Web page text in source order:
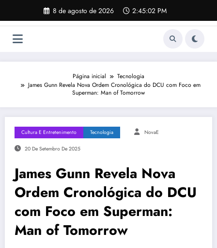
o
8 de agosto de 2026 2:45:02 PM
Página inicial
Tecnologia
James Gunn Revela Nova Ordem Cronológica do DCU com Foco em
Superman: Man of Tomorrow
Cultura E Entretenimento Tecnologia NovaE
20 De Setembro De 2025
James Gunn Revela Nova
Ordem Cronológica do DCU
com Foco em Superman:
Man of Tomorrow